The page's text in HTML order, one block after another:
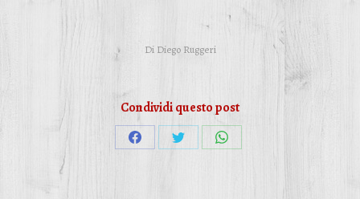
Di Diego Ruggeri
Condividi questo post
CondividiCondividiCondividi